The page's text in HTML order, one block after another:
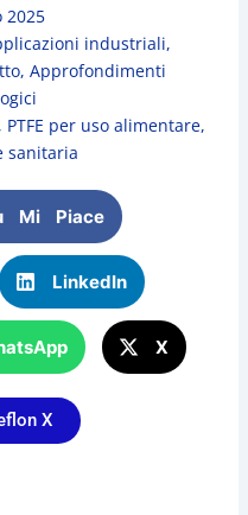
2025
industriali,
, Approfondimenti
, PTFE per uso alimentare,
sanitaria
Mi Piace
LinkedIn
X
X